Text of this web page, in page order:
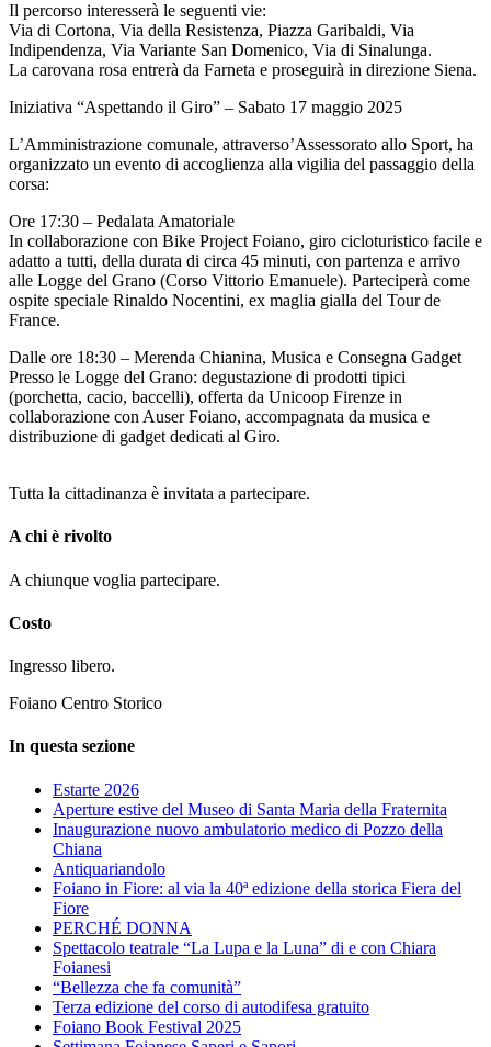
Il percorso interesserà le seguenti vie:
Via di Cortona, Via della Resistenza, Piazza Garibaldi, Via
Indipendenza, Via Variante San Domenico, Via di Sinalunga.
La carovana rosa entrerà da Farneta e proseguirà in direzione Siena.
Iniziativa “Aspettando il Giro” – Sabato 17 maggio 2025
L’Amministrazione comunale, attraverso’Assessorato allo Sport, ha
organizzato un evento di accoglienza alla vigilia del passaggio della
corsa:
Ore 17:30 – Pedalata Amatoriale
In collaborazione con Bike Project Foiano, giro cicloturistico facile e
adatto a tutti, della durata di circa 45 minuti, con partenza e arrivo
alle Logge del Grano (Corso Vittorio Emanuele). Parteciperà come
ospite speciale Rinaldo Nocentini, ex maglia gialla del Tour de
France.
Dalle ore 18:30 – Merenda Chianina, Musica e Consegna Gadget
Presso le Logge del Grano: degustazione di prodotti tipici
(porchetta, cacio, baccelli), offerta da Unicoop Firenze in
collaborazione con Auser Foiano, accompagnata da musica e
distribuzione di gadget dedicati al Giro.
Tutta la cittadinanza è invitata a partecipare.
A chi è rivolto
A chiunque voglia partecipare.
Costo
Ingresso libero.
Foiano Centro Storico
In questa sezione
Estarte 2026
Aperture estive del Museo di Santa Maria della Fraternita
Inaugurazione nuovo ambulatorio medico di Pozzo della
Chiana
Antiquariandolo
Foiano in Fiore: al via la 40ª edizione della storica Fiera del
Fiore
PERCHÉ DONNA
Spettacolo teatrale “La Lupa e la Luna” di e con Chiara
Foianesi
“Bellezza che fa comunità”
Terza edizione del corso di autodifesa gratuito
Foiano Book Festival 2025